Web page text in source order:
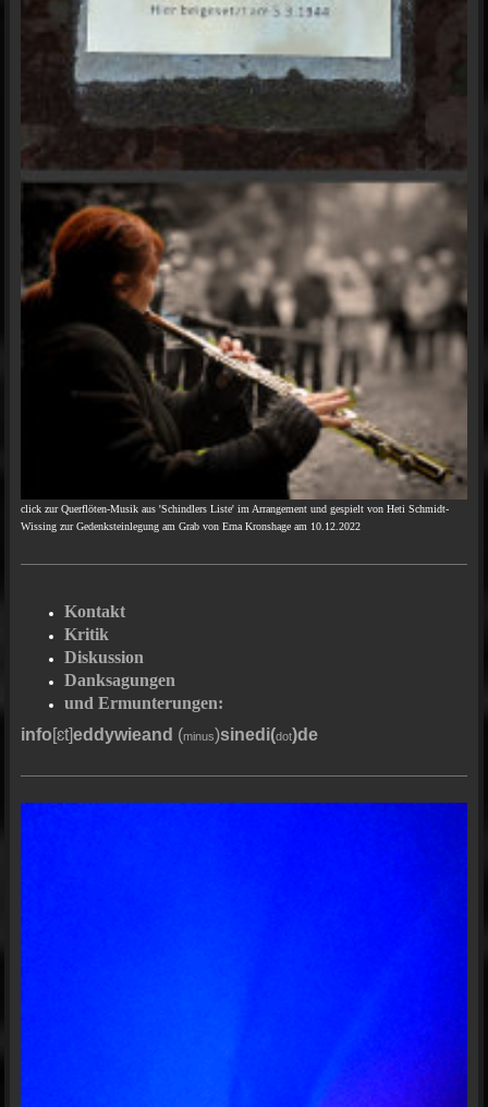
click zur Querflöten-Musik aus 'Schindlers Liste' im Arrangement und gespielt von Heti Schmidt-
Wissing zur Gedenksteinlegung am Grab von Erna Kronshage am 10.12.2022
Kontakt
Kritik
Diskussion
Danksagungen
und Ermunterungen:
info[ɛt]eddywieand (minus)sinedi(dot)de